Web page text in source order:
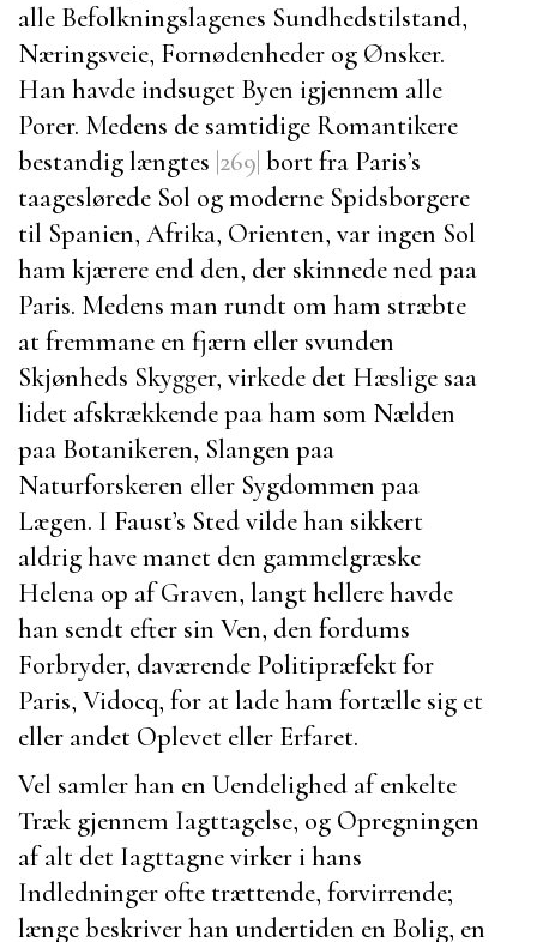
alle Befolkningslagenes Sundhedstilstand,
Næringsveie, Fornødenheder og Ønsker.
Han havde indsuget Byen igjennem alle
Porer. Medens de samtidige Romantikere
bestandig længtes |269| bort fra Paris’s
taageslørede Sol og moderne Spidsborgere
til Spanien, Afrika, Orienten, var ingen Sol
ham kjærere end den, der skinnede ned paa
Paris. Medens man rundt om ham stræbte
at fremmane en fjærn eller svunden
Skjønheds Skygger, virkede det Hæslige saa
lidet afskrækkende paa ham som Nælden
paa Botanikeren, Slangen paa
Naturforskeren eller Sygdommen paa
Lægen. I Faust’s Sted vilde han sikkert
aldrig have manet den gammelgræske
Helena op af Graven, langt hellere havde
han sendt efter sin Ven, den fordums
Forbryder, daværende Politipræfekt for
Paris, Vidocq, for at lade ham fortælle sig et
eller andet Oplevet eller Erfaret.
Vel samler han en Uendelighed af enkelte
Træk gjennem Iagttagelse, og Opregningen
af alt det Iagttagne virker i hans
Indledninger ofte trættende, forvirrende;
længe beskriver han undertiden en Bolig, en